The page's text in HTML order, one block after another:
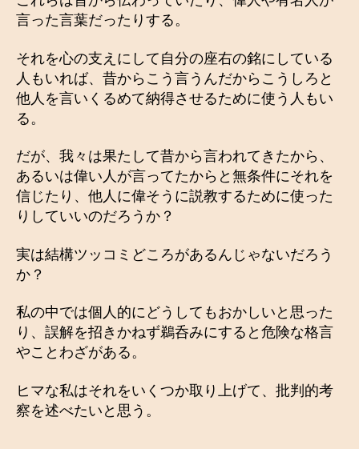
言った言葉だったりする。
それを心の支えにして自分の座右の銘にしている
人もいれば、昔からこう言うんだからこうしろと
他人を言いくるめて納得させるために使う人もい
る。
だが、我々は果たして昔から言われてきたから、
あるいは偉い人が言ってたからと無条件にそれを
信じたり、他人に偉そうに説教するために使った
りしていいのだろうか？
実は結構ツッコミどころがあるんじゃないだろう
か？
私の中では個人的にどうしてもおかしいと思った
り、誤解を招きかねず鵜呑みにすると危険な格言
やことわざがある。
ヒマな私はそれをいくつか取り上げて、批判的考
察を述べたいと思う。